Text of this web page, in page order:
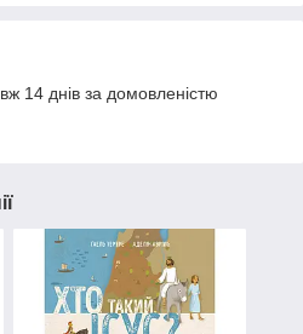
14 днів за домовленістю